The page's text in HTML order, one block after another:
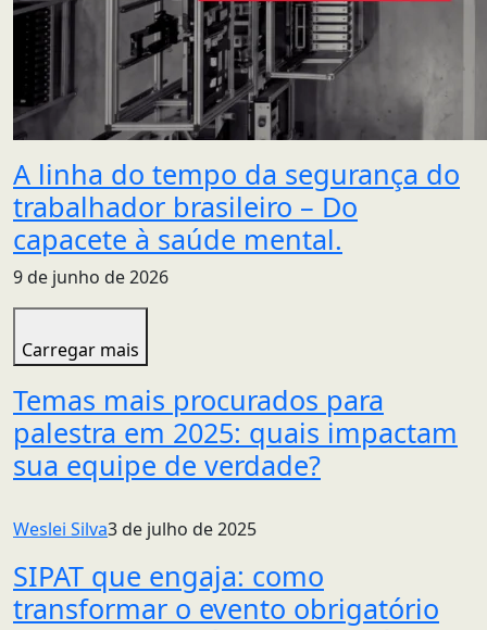
A linha do tempo da segurança do
trabalhador brasileiro – Do
capacete à saúde mental.
9 de junho de 2026
Carregar mais
Temas mais procurados para
palestra em 2025: quais impactam
sua equipe de verdade?
Weslei Silva3 de julho de 2025
SIPAT que engaja: como
transformar o evento obrigatório